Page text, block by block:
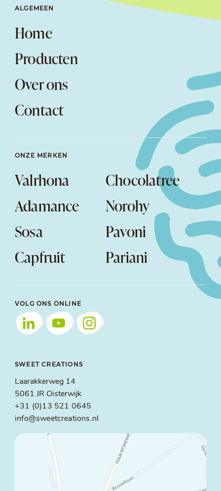
ALGEMEEN
Home
Producten
Over ons
Contact
ONZE MERKEN
Valrhona
Chocolatree
Adamance
Norohy
Sosa
Pavoni
Capfruit
Pariani
VOLG ONS ONLINE
SWEET CREATIONS
Laarakkerweg 14
5061 JR Oisterwijk
+31 (0)13 521 0645
info@sweetcreations.nl